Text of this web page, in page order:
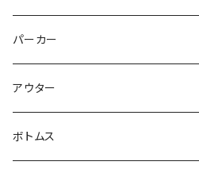
トップス
パンツ
パーカー
アウター
ジャケット
ボトムス